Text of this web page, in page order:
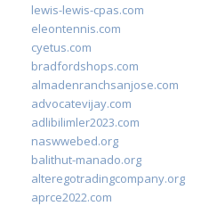
lewis-lewis-cpas.com
eleontennis.com
cyetus.com
bradfordshops.com
almadenranchsanjose.com
advocatevijay.com
adlibilimler2023.com
naswwebed.org
balithut-manado.org
alteregotradingcompany.org
aprce2022.com